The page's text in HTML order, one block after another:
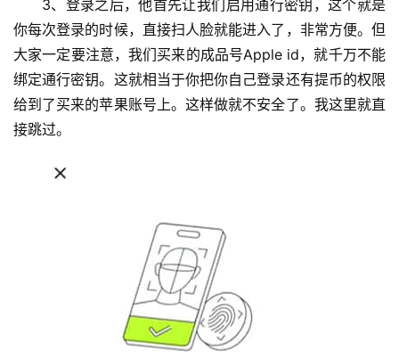
3、登录之后，他首先让我们启用通行密钥，这个就是
你每次登录的时候，直接扫人脸就能进入了，非常方便。但
大家一定要注意，我们买来的成品号Apple id，就千万不能
绑定通行密钥。这就相当于你把你自己登录还有提币的权限
给到了买来的苹果账号上。这样做就不安全了。我这里就直
接跳过。